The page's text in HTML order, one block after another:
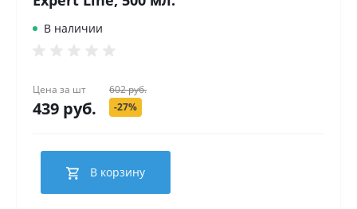
В наличии
Цена за шт
439 руб.
602 руб.
-27%
В корзину